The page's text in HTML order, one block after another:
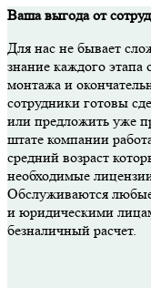
Ваша выгода от
Для нас не бывает
знание каждого этапа
монтажа и
сотрудники готовы
или предложить уже
штате компании
средний возраст
необходимые
Обслуживаются
и юридическими
безналичный расчет.